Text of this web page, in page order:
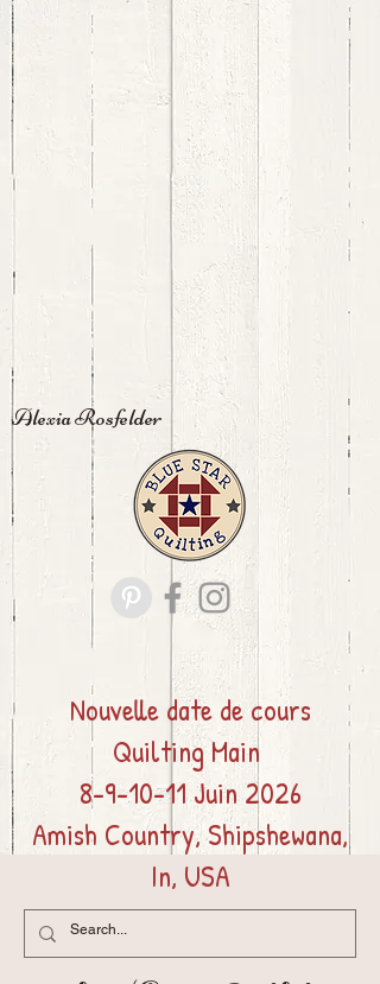
Alexia Rosfelder
Nouvelle date de cours
QuiltingMain
8-9-10-11 Juin 2026
Amish Country, Shipshewana,
In, USA